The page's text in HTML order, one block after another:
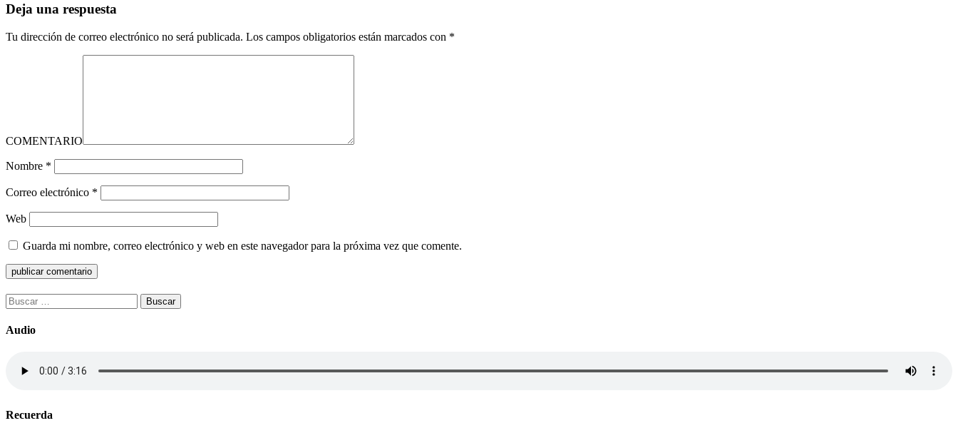
Deja una respuesta
Tu dirección de correo electrónico no será publicada. Los campos obligatorios están marcados con *
COMENTARIO
Nombre *
Correo electrónico *
Web
Guarda mi nombre, correo electrónico y web en este navegador para la próxima vez que comente.
Buscar:
Audio
Recuerda